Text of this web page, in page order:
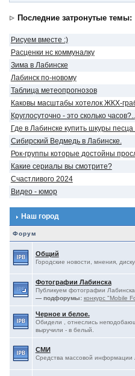
Последние затронутые темы:
Рисуем вместе :)
Расценки нс коммуналку
Зима в Лабинске
Лабинск по-новому
Таблица метеопрогнозов
Каковы масштабы хотелок ЖКХ-
Круглосуточно - это сколько часов?..
Где в Лабинске купить шкуры песца
Сибирский Ведмедь в Лабинске.
Рок-группы которые достойны
Какие сериалы вы смотрите?
Счастливого 2024
Видео - юмор
Наш город
Форум
Общий
Городские новости, мнения,
Фотографии Лабинска
Публикуем фотографии Лабинска
— подфорумы: конкурс "Mobile
Черное и белое.
Обидели , отнеслись
выручили - в белый.
СМИ
Средства массовой информации